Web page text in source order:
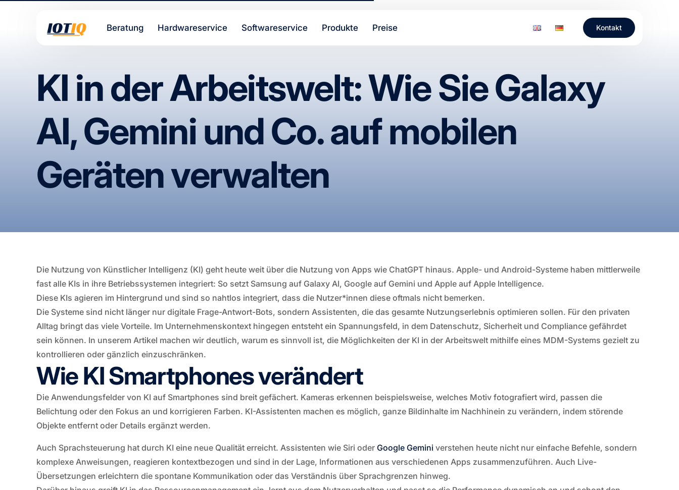
Beratung Hardwareservice Softwareservice Produkte Preise Kontakt
KI in der Arbeitswelt: Wie Sie Galaxy
AI, Gemini und Co. auf mobilen
Geräten verwalten
Die Nutzung von Künstlicher Intelligenz (KI) geht heute weit über die Nutzung von Apps wie ChatGPT hinaus. Apple- und Android-Systeme haben mittlerweile
fast alle KIs in ihre Betriebssystemen integriert: So setzt Samsung auf Galaxy AI, Google auf Gemini und Apple auf Apple Intelligence.
Diese KIs agieren im Hintergrund und sind so nahtlos integriert, dass die Nutzer*innen diese oftmals nicht bemerken.
Die Systeme sind nicht länger nur digitale Frage-Antwort-Bots, sondern Assistenten, die das gesamte Nutzungserlebnis optimieren sollen. Für den privaten
Alltag bringt das viele Vorteile. Im Unternehmenskontext hingegen entsteht ein Spannungsfeld, in dem Datenschutz, Sicherheit und Compliance gefährdet
sein können. In unserem Artikel machen wir deutlich, warum es sinnvoll ist, die Möglichkeiten der KI in der Arbeitswelt mithilfe eines MDM-Systems gezielt zu
kontrollieren oder gänzlich einzuschränken.
Wie KI Smartphones verändert
Die Anwendungsfelder von KI auf Smartphones sind breit gefächert. Kameras erkennen beispielsweise, welches Motiv fotografiert wird, passen die
Belichtung oder den Fokus an und korrigieren Farben. KI-Assistenten machen es möglich, ganze Bildinhalte im Nachhinein zu verändern, indem störende
Objekte entfernt oder Details ergänzt werden.
Auch Sprachsteuerung hat durch KI eine neue Qualität erreicht. Assistenten wie Siri oder Google Gemini verstehen heute nicht nur einfache Befehle, sondern
komplexe Anweisungen, reagieren kontextbezogen und sind in der Lage, Informationen aus verschiedenen Apps zusammenzuführen. Auch Live-
Übersetzungen erleichtern die spontane Kommunikation oder das Verständnis über Sprachgrenzen hinweg.